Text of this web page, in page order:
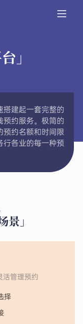
」
搭建起一套完整的
预约服务。极简的
预约名额和时间限
行各业的每一种预
」
活管理预约
择